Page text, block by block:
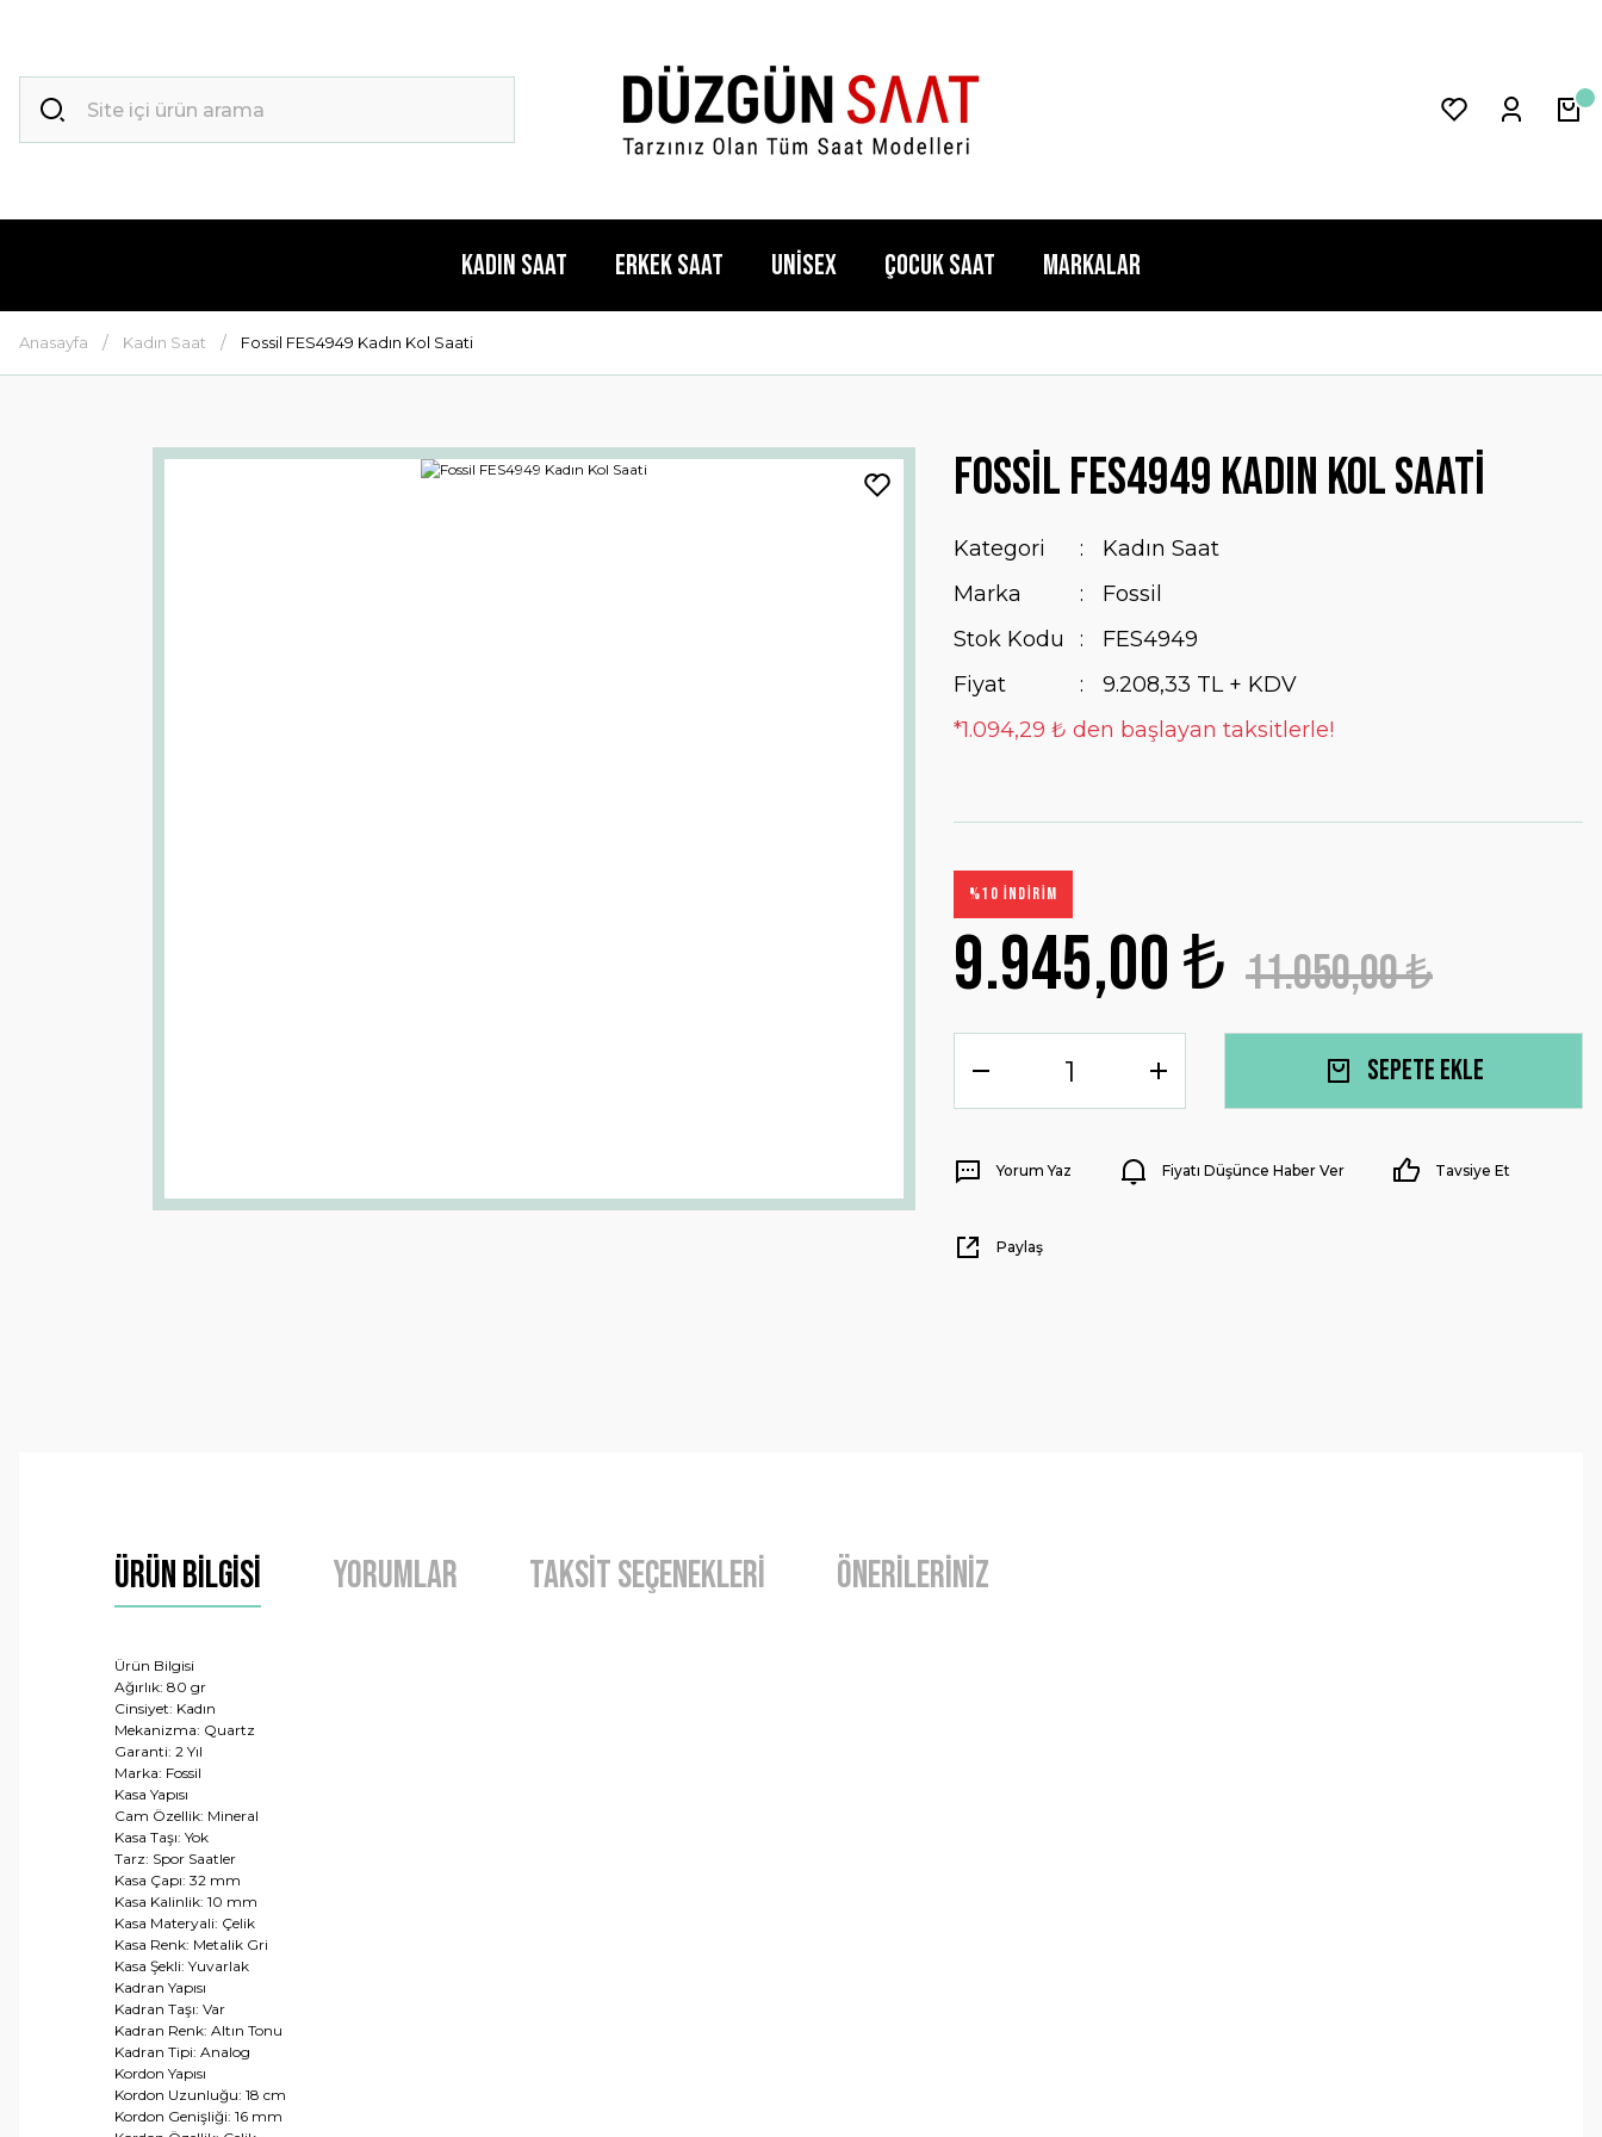
Kadın Saat Erkek Saat Unisex Çocuk Saat Markalar
Anasayfa Kadın Saat Fossil FES4949 Kadın Kol Saati
Fossil FES4949 Kadın Kol Saati
Kategori
Kadın Saat
Marka
Fossil
Stok Kodu
FES4949
Fiyat
9.208,33 TL + KDV
*1.094,29 ₺ den başlayan taksitlerle!
%10 İNDİRİM
9.945,00 ₺ 11.050,00 ₺
Sepete Ekle
Yorum Yaz Fiyatı Düşünce Haber Ver Tavsiye Et
Paylaş
Ürün Bilgisi Yorumlar Taksit Seçenekleri Önerileriniz
Ürün Bilgisi
Ağırlık: 80 gr
Cinsiyet: Kadın
Mekanizma: Quartz
Garanti: 2 Yıl
Marka: Fossil
Kasa Yapısı
Cam Özellik: Mineral
Kasa Taşı: Yok
Tarz: Spor Saatler
Kasa Çapı: 32 mm
Kasa Kalinlik: 10 mm
Kasa Materyali: Çelik
Kasa Renk: Metalik Gri
Kasa Şekli: Yuvarlak
Kadran Yapısı
Kadran Taşı: Var
Kadran Renk: Altın Tonu
Kadran Tipi: Analog
Kordon Yapısı
Kordon Uzunluğu: 18 cm
Kordon Genişliği: 16 mm